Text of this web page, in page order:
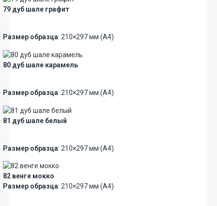
79 дуб шале графит
Размер образца: 210×297 мм (А4)
80 дуб шале карамель
Размер образца: 210×297 мм (А4)
81 дуб шале белый
Размер образца: 210×297 мм (А4)
82 венге мокко
Размер образца: 210×297 мм (А4)